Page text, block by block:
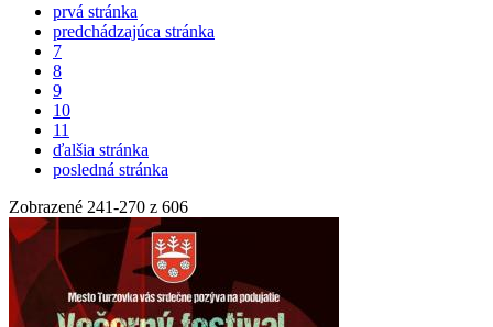
prvá stránka
predchádzajúca stránka
7
8
9
10
11
ďalšia stránka
posledná stránka
Zobrazené 241-270 z 606